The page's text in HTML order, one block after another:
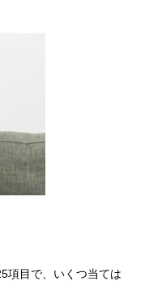
項目で、いくつ当ては